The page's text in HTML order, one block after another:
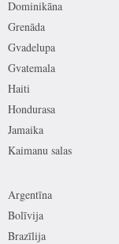
Dominikāna
Grenāda
Gvadelupa
Gvatemala
Haiti
Hondurasa
Jamaika
Kaimanu salas
Argentīna
Bolīvija
Brazīlija